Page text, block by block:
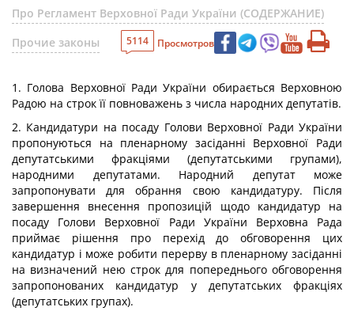
Про Регламент Верховної Ради України (СОДЕРЖАНИЕ)
Прочие законы
5114 Просмотров
1. Голова Верховної Ради України обирається Верховною
Радою на строк її повноважень з числа народних депутатів.
2. Кандидатури на посаду Голови Верховної Ради України
пропонуються на пленарному засіданні Верховної Ради
депутатськими фракціями (депутатськими групами),
народними депутатами. Народний депутат може
запропонувати для обрання свою кандидатуру. Після
завершення внесення пропозицій щодо кандидатур на
посаду Голови Верховної Ради України Верховна Рада
приймає рішення про перехід до обговорення цих
кандидатур і може робити перерву в пленарному засіданні
на визначений нею строк для попереднього обговорення
запропонованих кандидатур у депутатських фракціях
(депутатських групах).